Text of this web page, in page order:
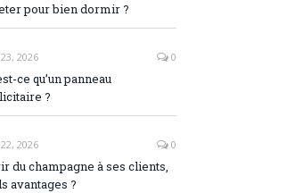
pour bien dormir ?
23, 2026 0
ce qu’un panneau
?
22, 2026 0
du champagne à ses clients,
avantages ?